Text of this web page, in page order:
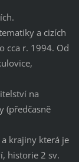
a cizích
cca r. 1994. Od
na
(předčasně
krajiny která je
historie 2 sv.